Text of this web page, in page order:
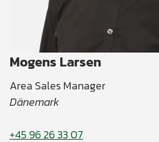
Mogens Larsen
Area Sales Manager
Dänemark
+45 96 26 33 07